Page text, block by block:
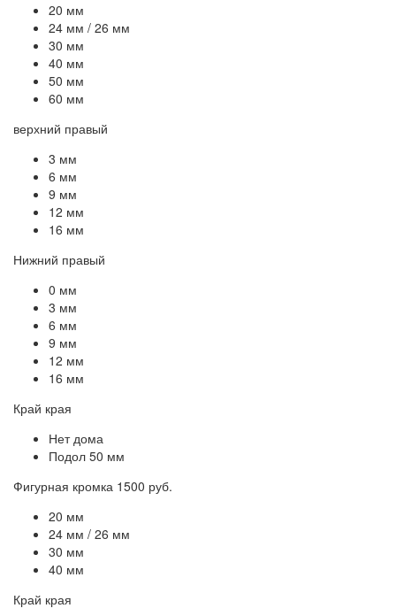
20 мм
24 мм / 26 мм
30 мм
40 мм
50 мм
60 мм
верхний правый
3 мм
6 мм
9 мм
12 мм
16 мм
Нижний правый
0 мм
3 мм
6 мм
9 мм
12 мм
16 мм
Край края
Нет дома
Подол 50 мм
Фигурная кромка 1500 руб.
20 мм
24 мм / 26 мм
30 мм
40 мм
Край края